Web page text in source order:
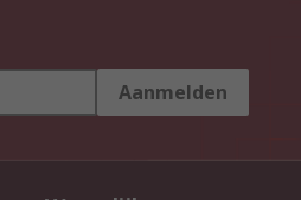
Aanmelden